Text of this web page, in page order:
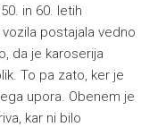
in 60. letih
postajala vedno
da je karoserija
To pa zato, ker je
upora. Obenem je
kar ni bilo